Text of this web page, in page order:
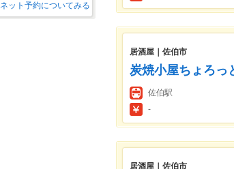
ネット予約についてみる
居酒屋｜佐伯市
炭焼小屋ちょろっ
佐伯駅
-
居酒屋｜佐伯市